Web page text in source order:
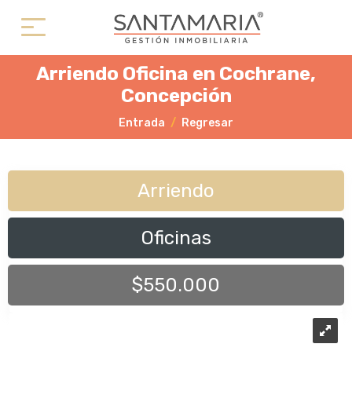
Arriendo Oficina en Cochrane,
Concepción
Entrada Regresar
Arriendo
Oficinas
$550.000